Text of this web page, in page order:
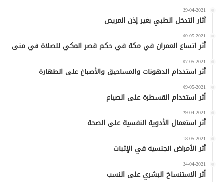
29-04-2021
آثار التدخل الطبي بغير إذن المريض
09-05-2021
أثر اتساع العمران في مكة في حكم قصر المكي للصلاة في منى
07-05-2021
أثر استخدام الدهونات والمساحيق والأصباغ على الطهارة
09-05-2021
أثر استخدام القسطرة على الصيام
29-04-2021
أثر استعمال الأدوية النفسية على الصحة
18-05-2021
أثر الأمراض الجنسية في الإثبات
24-04-2021
أثر الاستنساخ البشري على النسب